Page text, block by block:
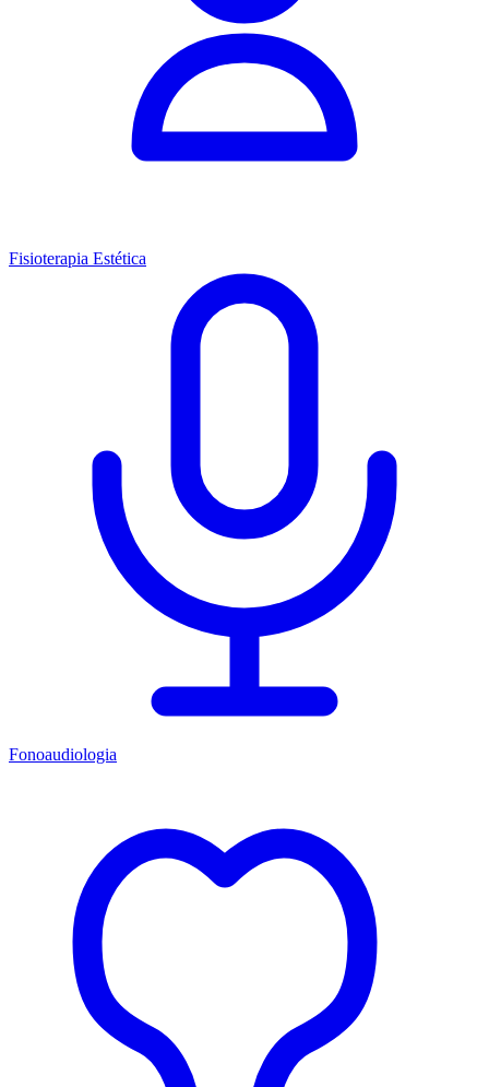
Fisioterapia Estética
Fonoaudiologia